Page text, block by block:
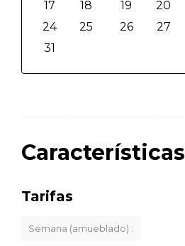
17
18 19 20
24
25 26 27
31
Características
Tarifas
Semana (amueblado) :